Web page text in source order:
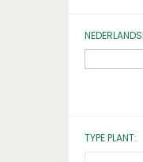
TYPE PLANT: